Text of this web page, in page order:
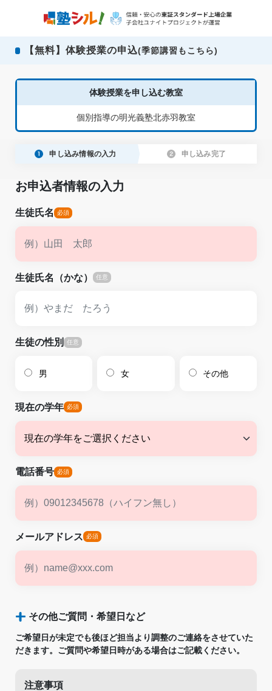
【無料】体験授業の申込(季節講習もこちら)
体験授業を申し込む教室
個別指導の明光義塾北赤羽教室
申し込み情報の入力 申し込み完了
お申込者情報の入力
生徒氏名
生徒氏名（かな）
生徒の性別
男 女 その他
現在の学年
電話番号
メールアドレス
その他ご質問・希望日など
ご希望日が未定でも後ほど担当より調整のご連絡をさせていた
だきます。ご質問や希望日時がある場合はご記載ください。
注意事項